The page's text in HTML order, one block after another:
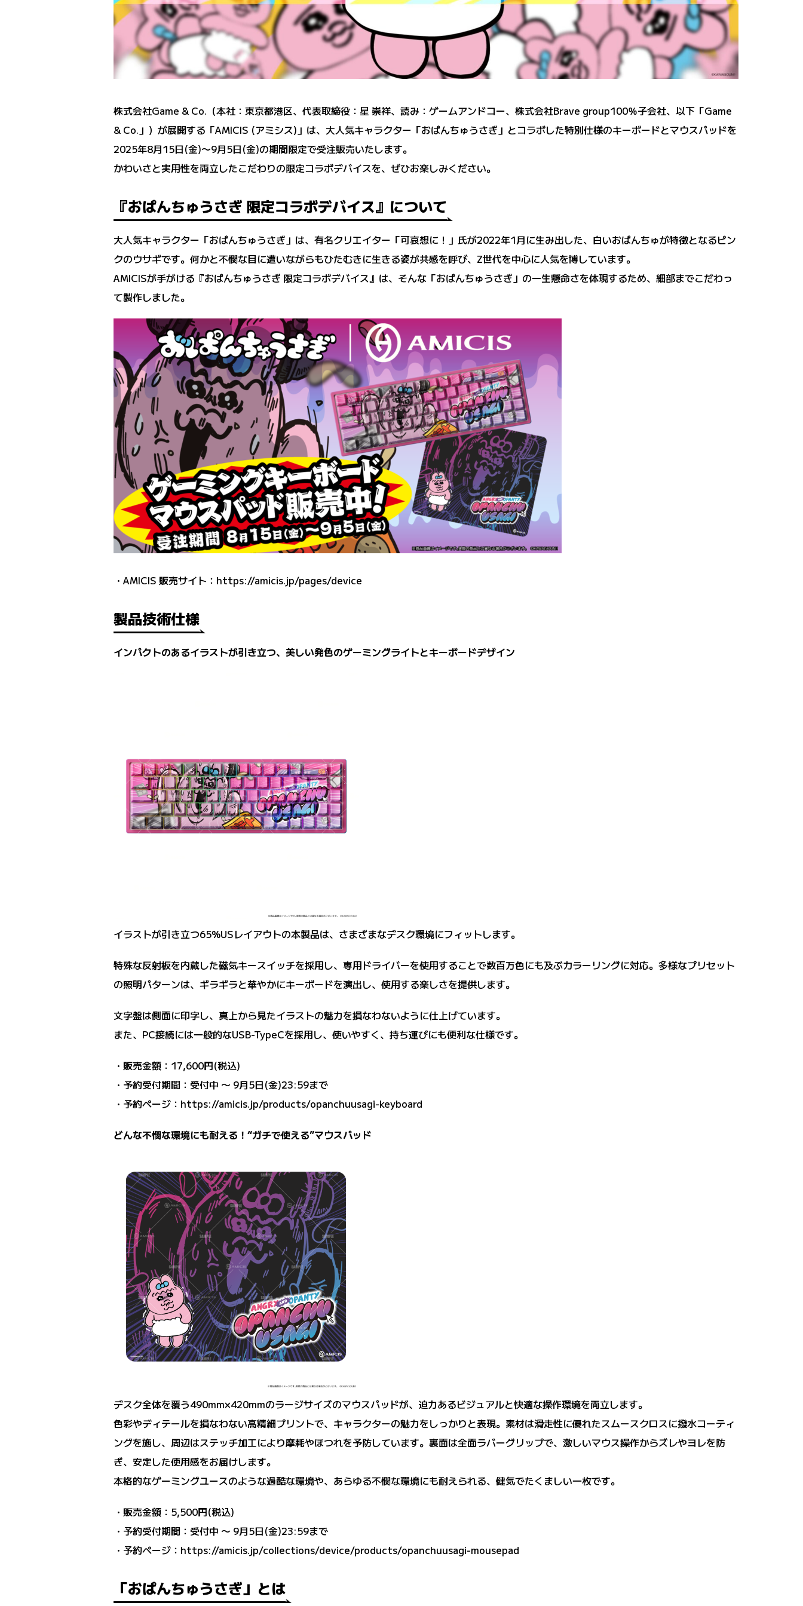
株式会社Game & Co.（本社：東京都港区、代表取締役：星 崇祥、読み：ゲームアンドコー、株式会社Brave group100％子会社、以下「Game
& Co.」）が展開する「AMICIS (アミシス)」は、大人気キャラクター「おぱんちゅうさぎ」とコラボした特別仕様のキーボードとマウスパッドを
2025年8月15日(金)〜9月5日(金)の期間限定で受注販売いたします。
かわいさと実用性を両立したこだわりの限定コラボデバイスを、ぜひお楽しみください。
『おぱんちゅうさぎ 限定コラボデバイス』について
大人気キャラクター「おぱんちゅうさぎ」は、有名クリエイター「可哀想に！」氏が2022年1月に生み出した、白いおぱんちゅが特徴となるピン
クのウサギです。何かと不憫な目に遭いながらもひたむきに生きる姿が共感を呼び、Z世代を中心に人気を博しています。
AMICISが手がける『おぱんちゅうさぎ 限定コラボデバイス』は、そんな「おぱんちゅうさぎ」の一生懸命さを体現するため、細部までこだわっ
て製作しました。
・AMICIS 販売サイト： https://amicis.jp/pages/device
製品技術仕様
インパクトのあるイラストが引き立つ、美しい発色のゲーミングライトとキーボードデザイン
イラストが引き立つ65%USレイアウトの本製品は、さまざまなデスク環境にフィットします。
特殊な反射板を内蔵した磁気キースイッチを採用し、専用ドライバーを使用することで数百万色にも及ぶカラーリングに対応。多様なプリセット
の照明パターンは、ギラギラと華やかにキーボードを演出し、使用する楽しさを提供します。
文字盤は側面に印字し、真上から見たイラストの魅力を損なわないように仕上げています。
また、PC接続には一般的なUSB-TypeCを採用し、使いやすく、持ち運びにも便利な仕様です。
・販売金額：17,600円(税込)
・予約受付期間：受付中 〜 9月5日(金)23:59まで
・予約ページ： https://amicis.jp/products/opanchuusagi-keyboard
どんな不憫な環境にも耐える！“ガチで使える”マウスパッド
デスク全体を覆う490mm×420mmのラージサイズのマウスパッドが、迫力あるビジュアルと快適な操作環境を両立します。
色彩やディテールを損なわない高精細プリントで、キャラクターの魅力をしっかりと表現。素材は滑走性に優れたスムースクロスに撥水コーティ
ングを施し、周辺はステッチ加工により摩耗やほつれを予防しています。裏面は全面ラバーグリップで、激しいマウス操作からズレやヨレを防
ぎ、安定した使用感をお届けします。
本格的なゲーミングユースのような過酷な環境や、あらゆる不憫な環境にも耐えられる、健気でたくましい一枚です。
・販売金額：5,500円(税込)
・予約受付期間：受付中 〜 9月5日(金)23:59まで
・予約ページ： https://amicis.jp/collections/device/products/opanchuusagi-mousepad
「おぱんちゅうさぎ」とは